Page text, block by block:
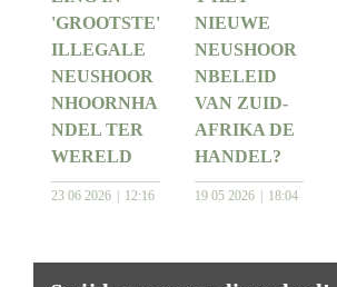
'GROOTSTE'
ILLEGALE
NEUSHOOR
NHOORNHA
NDEL TER
WERELD
23 06 2026 12:16
NIEUWE
NEUSHOOR
NBELEID
VAN ZUID-
AFRIKA DE
HANDEL?
19 05 2026 18:04